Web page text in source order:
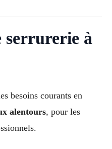
serrurerie à
besoins courants en
alentours, pour les